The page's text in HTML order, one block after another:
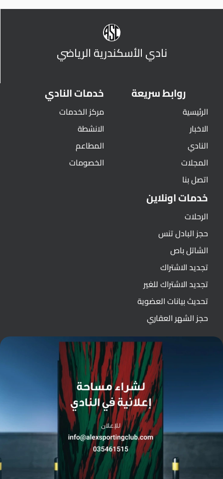
نادي الأسكندرية الرياضي
روابط سريعة
الرئيسية
الاخبار
النادي
المجلات
اتصل بنا
خدمات النادي
مركز الخدمات
الانشطة
المطاعم
الخصومات
خدمات اونلاين
الرحلات
حجز البادل تنس
الشاتل باص
تجديد الاشتراك
تجديد الاشتراك للغير
تحديث بيانات العضوية
حجز الشهر العقاري